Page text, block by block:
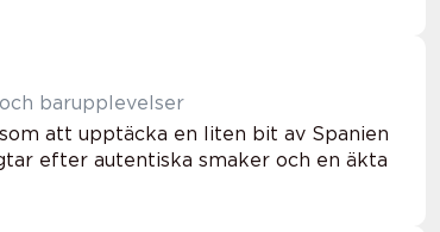
barupplevelser
att upptäcka en liten bit av Spanien
efter autentiska smaker och en äkta